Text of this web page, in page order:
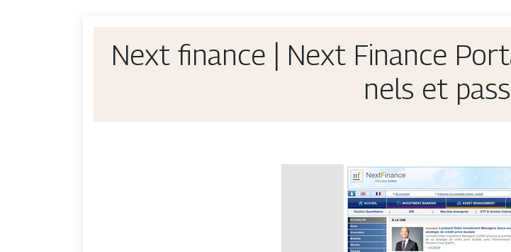
Next finance | Next Finance
nels et